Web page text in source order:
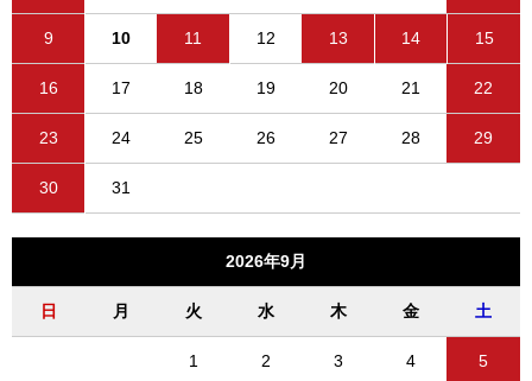
9 10 11 12 13 14 15
16 17 18 19 20 21 22
23 24 25 26 27 28 29
30 31
2026年9月
日 月 火 水 木 金 土
1 2 3 4 5